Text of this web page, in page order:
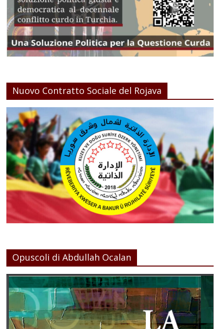
Nuovo Contratto Sociale del Rojava
Opuscoli di Abdullah Ocalan